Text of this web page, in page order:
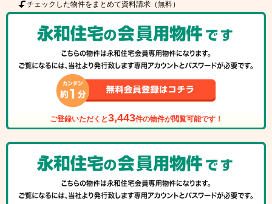
チェックした物件をまとめて資料請求（無料）
ご登録いただくと3,443件の物件が閲覧可能です！